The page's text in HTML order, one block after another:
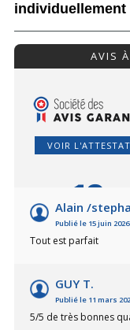
individuellement
AVIS
VOIR
10/10
Alain /
Publié le 15 juin
Tout est parfait
GUY T.
Publié le 11 mars
5/5 de très bonnes